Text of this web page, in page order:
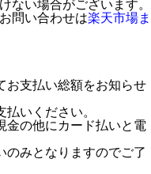
ない場合がございます。
問い合わせは楽天市場ま
お支払い総額をお知らせ
いください。
金の他にカード払いと電
のみとなりますのでご了